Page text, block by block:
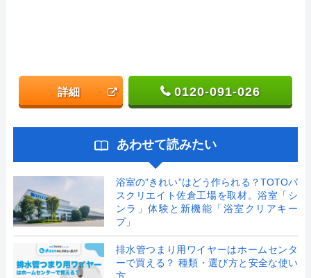
詳細 0120-091-026
あわせて読みたい
浴室の”きれい”はどう作られる？TOTOバ
スクリエイト佐倉工場を取材。浴室「シ
ンラ」体験と新機能「浴室クリアキー
プ」
排水管つまり用ワイヤーはホームセンタ
ーで買える？ 種類・選び方と安全な使い